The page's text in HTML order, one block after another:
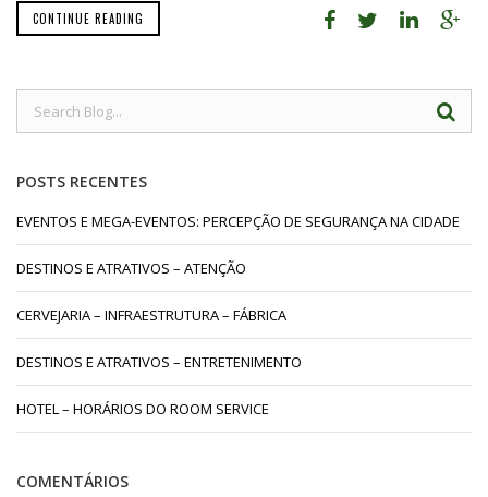
CONTINUE READING
POSTS RECENTES
EVENTOS E MEGA-EVENTOS: PERCEPÇÃO DE SEGURANÇA NA CIDADE
DESTINOS E ATRATIVOS – ATENÇÃO
CERVEJARIA – INFRAESTRUTURA – FÁBRICA
DESTINOS E ATRATIVOS – ENTRETENIMENTO
HOTEL – HORÁRIOS DO ROOM SERVICE
COMENTÁRIOS